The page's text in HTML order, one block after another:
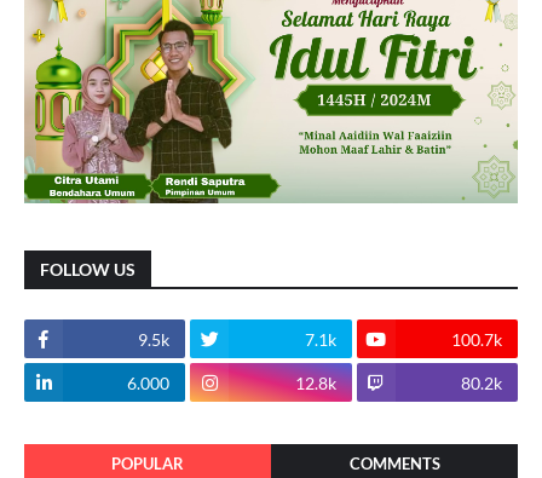
FOLLOW US
9.5k 7.1k 100.7k
6.000 12.8k 80.2k
POPULAR COMMENTS